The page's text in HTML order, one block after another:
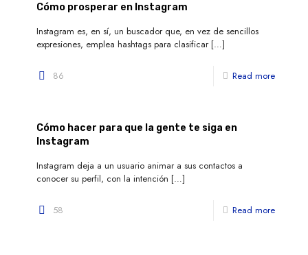
Cómo prosperar en Instagram
Instagram es, en sí, un buscador que, en vez de sencillos
expresiones, emplea hashtags para clasificar […]
86 Read more
Cómo hacer para que la gente te siga en
Instagram
Instagram deja a un usuario animar a sus contactos a
conocer su perfil, con la intención […]
58 Read more